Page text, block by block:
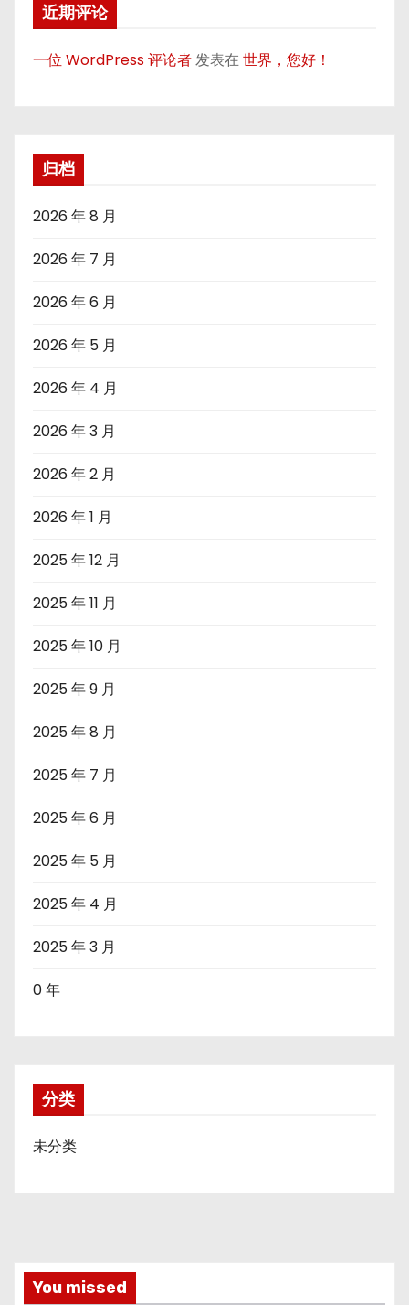
近期评论
一位 WordPress 评论者发表在世界，您好！
归档
2026 年 8 月
2026 年 7 月
2026 年 6 月
2026 年 5 月
2026 年 4 月
2026 年 3 月
2026 年 2 月
2026 年 1 月
2025 年 12 月
2025 年 11 月
2025 年 10 月
2025 年 9 月
2025 年 8 月
2025 年 7 月
2025 年 6 月
2025 年 5 月
2025 年 4 月
2025 年 3 月
0 年
分类
未分类
You missed